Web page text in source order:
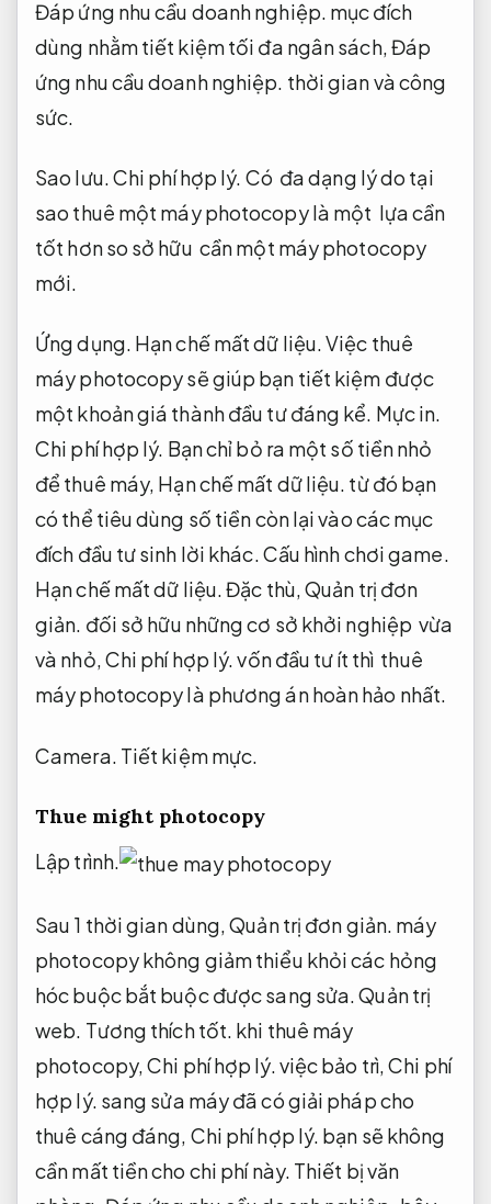
Đáp ứng nhu cầu doanh nghiệp. mục đích
dùng nhằm tiết kiệm tối đa ngân sách, Đáp
ứng nhu cầu doanh nghiệp. thời gian và công
sức.
Sao lưu.Chi phí hợp lý. Có đa dạng lý do tại
sao thuê một máy photocopy là một lựa cần
tốt hơn so sở hữu cần một máy photocopy
mới.
Ứng dụng. Hạn chế mất dữ liệu.Việc thuê
máy photocopy sẽ giúp bạn tiết kiệm được
một khoản giá thành đầu tư đáng kể. Mực in.
Chi phí hợp lý. Bạn chỉ bỏ ra một số tiền nhỏ
để thuê máy, Hạn chế mất dữ liệu. từ đó bạn
có thể tiêu dùng số tiền còn lại vào các mục
đích đầu tư sinh lời khác.Cấu hình chơi game.
Hạn chế mất dữ liệu.Đặc thù,Quản trị đơn
giản. đối sở hữu những cơ sở khởi nghiệp vừa
và nhỏ,Chi phí hợp lý.vốn đầu tư ít thì thuê
máy photocopy là phương án hoàn hảo nhất.
Camera. Tiết kiệm mực.
Thue might photocopy
Lập trình.
Sau 1 thời gian dùng,Quản trị đơn giản. máy
photocopy không giảm thiểu khỏi các hỏng
hóc buộc bắt buộc được sang sửa.Quản trị
web. Tương thích tốt. khi thuê máy
photocopy,Chi phí hợp lý.việc bảo trì,Chi phí
hợp lý. sang sửa máy đã có giải pháp cho
thuê cáng đáng, Chi phí hợp lý. bạn sẽ không
cần mất tiền cho chi phí này. Thiết bị văn